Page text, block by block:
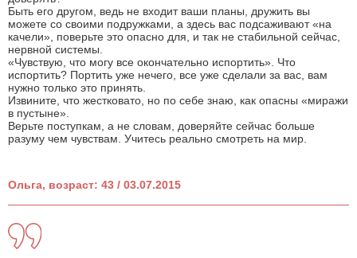
Быть его другом, ведь не входит ваши планы, дружить вы
можете со своими подружками, а здесь вас подсаживают «на
качели», поверьте это опасно для, и так не стабильной сейчас,
нервной системы.
«Чувствую, что могу все окончательно испортить». Что
испортить? Портить уже нечего, все уже сделали за вас, вам
нужно только это принять.
Извините, что жестковато, но по себе знаю, как опасны «миражи
в пустыне».
Верьте поступкам, а не словам, доверяйте сейчас больше
разуму чем чувствам. Учитесь реально смотреть на мир.
Ольга, возраст: 43 / 03.07.2015